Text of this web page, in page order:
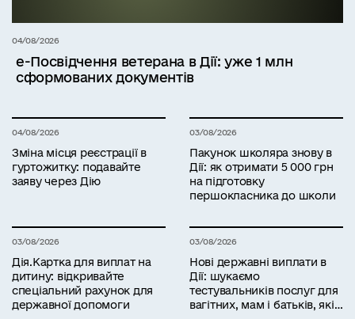
04/08/2026
е-Посвідчення ветерана в Дії: уже 1 млн
сформованих документів
04/08/2026
Зміна місця реєстрації в
гуртожитку: подавайте
заяву через Дію
03/08/2026
Пакунок школяра знову в
Дії: як отримати 5 000 грн
на підготовку
першокласника до школи
03/08/2026
Дія.Картка для виплат на
дитину: відкривайте
спеціальний рахунок для
державної допомоги
03/08/2026
Нові державні виплати в
Дії: шукаємо
тестувальників послуг для
вагітних, мам і батьків, які